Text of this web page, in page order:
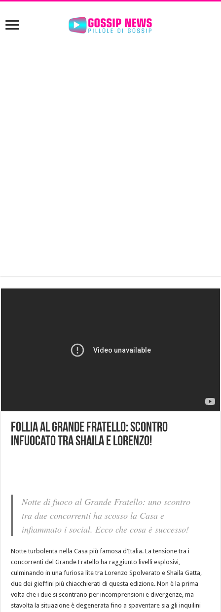
Follia al Grande Fratello: Scontro
Infuocato Tra Shaila e Lorenzo!
Notte di fuoco al Grande Fratello: uno scontro
tra due concorrenti ha scosso la Casa e
infiammato i social. Ecco che cosa è successo!
Notte turbolenta nella Casa più famosa d’Italia. La tensione tra i
concorrenti del Grande Fratello ha raggiunto livelli esplosivi,
culminando in una furiosa lite tra Lorenzo Spolverato e Shaila Gatta,
due dei gieffini più chiacchierati di questa edizione. Non è la prima
volta che i due si scontrano per incomprensioni e divergenze, ma
stavolta la situazione è degenerata fino a spaventare sia gli inquilini